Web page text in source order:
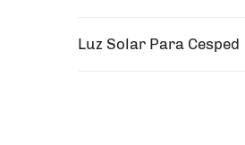
Luz Solar Para Cesped